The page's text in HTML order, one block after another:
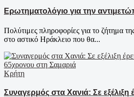
Ερωτηματολόγιο για την
Πολύτιμες πληροφορίες για το ζήτημα
στο αστικό Ηράκλειο που θα...
Κρήτη
Συναγερμός στα Χανιά: Σε εξέλιξη